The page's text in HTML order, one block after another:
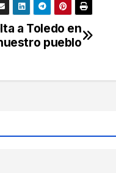
a Toledo en
pueblo